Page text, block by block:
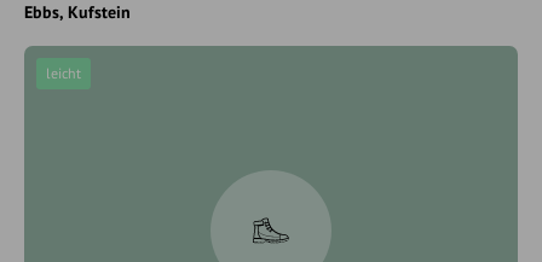
Ebbs Kufstein
leicht